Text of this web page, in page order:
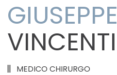
GIUSEPPE
VINCENTI
MEDICO CHIRURGO